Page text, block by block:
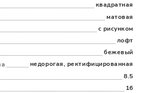
квадратная
матовая
с рисунком
лофт
бежевый
недорогая, ректифицированная
8.5
16
Долями